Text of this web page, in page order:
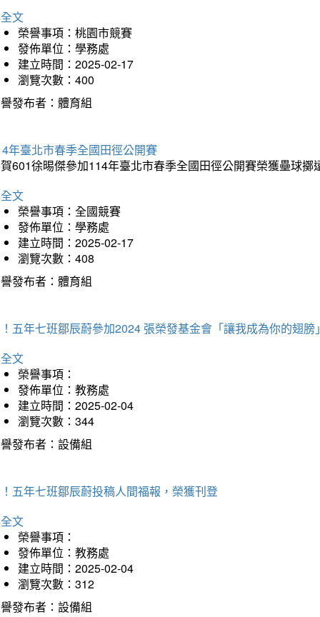
文
榮譽事項：桃園市競賽
發佈單位：學務處
建立時間：2025-02-17
瀏覽次數：400
發布者：體育組
年臺北市春季全國田徑公開賽
601徐晹傑參加114年臺北市春季全國田徑公開賽榮獲壘球擲
文
榮譽事項：全國競賽
發佈單位：學務處
建立時間：2025-02-17
瀏覽次數：408
發布者：體育組
五年七班鄒辰蔚參加2024 張榮發基金會「讓我成為你的翅
文
榮譽事項：
發佈單位：教務處
建立時間：2025-02-04
瀏覽次數：344
發布者：設備組
五年七班鄒辰蔚投稿人間福報，榮獲刊登
文
榮譽事項：
發佈單位：教務處
建立時間：2025-02-04
瀏覽次數：312
發布者：設備組